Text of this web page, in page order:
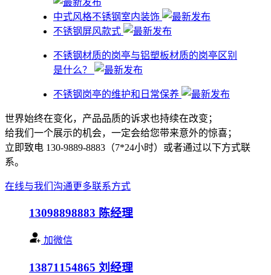
中式风格不锈钢室内装饰
不锈钢屏风款式
不锈钢材质的岗亭与铝塑板材质的岗亭区别
是什么？
不锈钢岗亭的维护和日常保养
世界始终在变化，产品品质的诉求也持续在改变；
给我们一个展示的机会，一定会给您带来意外的惊喜；
立即致电 130-9889-8883（7*24小时）或者通过以下方式联
系。
在线与我们沟通更多联系方式
13098898883 陈经理
加微信
13871154865 刘经理